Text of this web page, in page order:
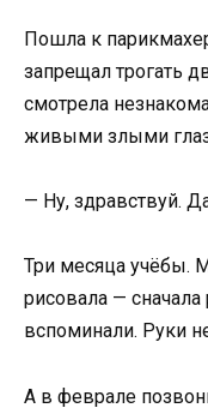
Пошла к
запрещал трогать
смотрела
живыми злыми
— Ну, здравствуй.
Три месяца учёбы.
рисовала —
вспоминали. Руки
А в феврале